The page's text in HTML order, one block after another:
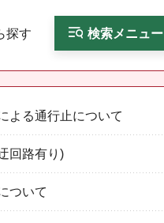
探す 検索メニュー
よる通行止について
回路有り)
ついて